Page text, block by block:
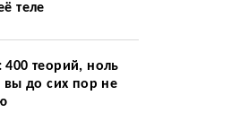
теле
теорий, ноль
вы до сих пор не